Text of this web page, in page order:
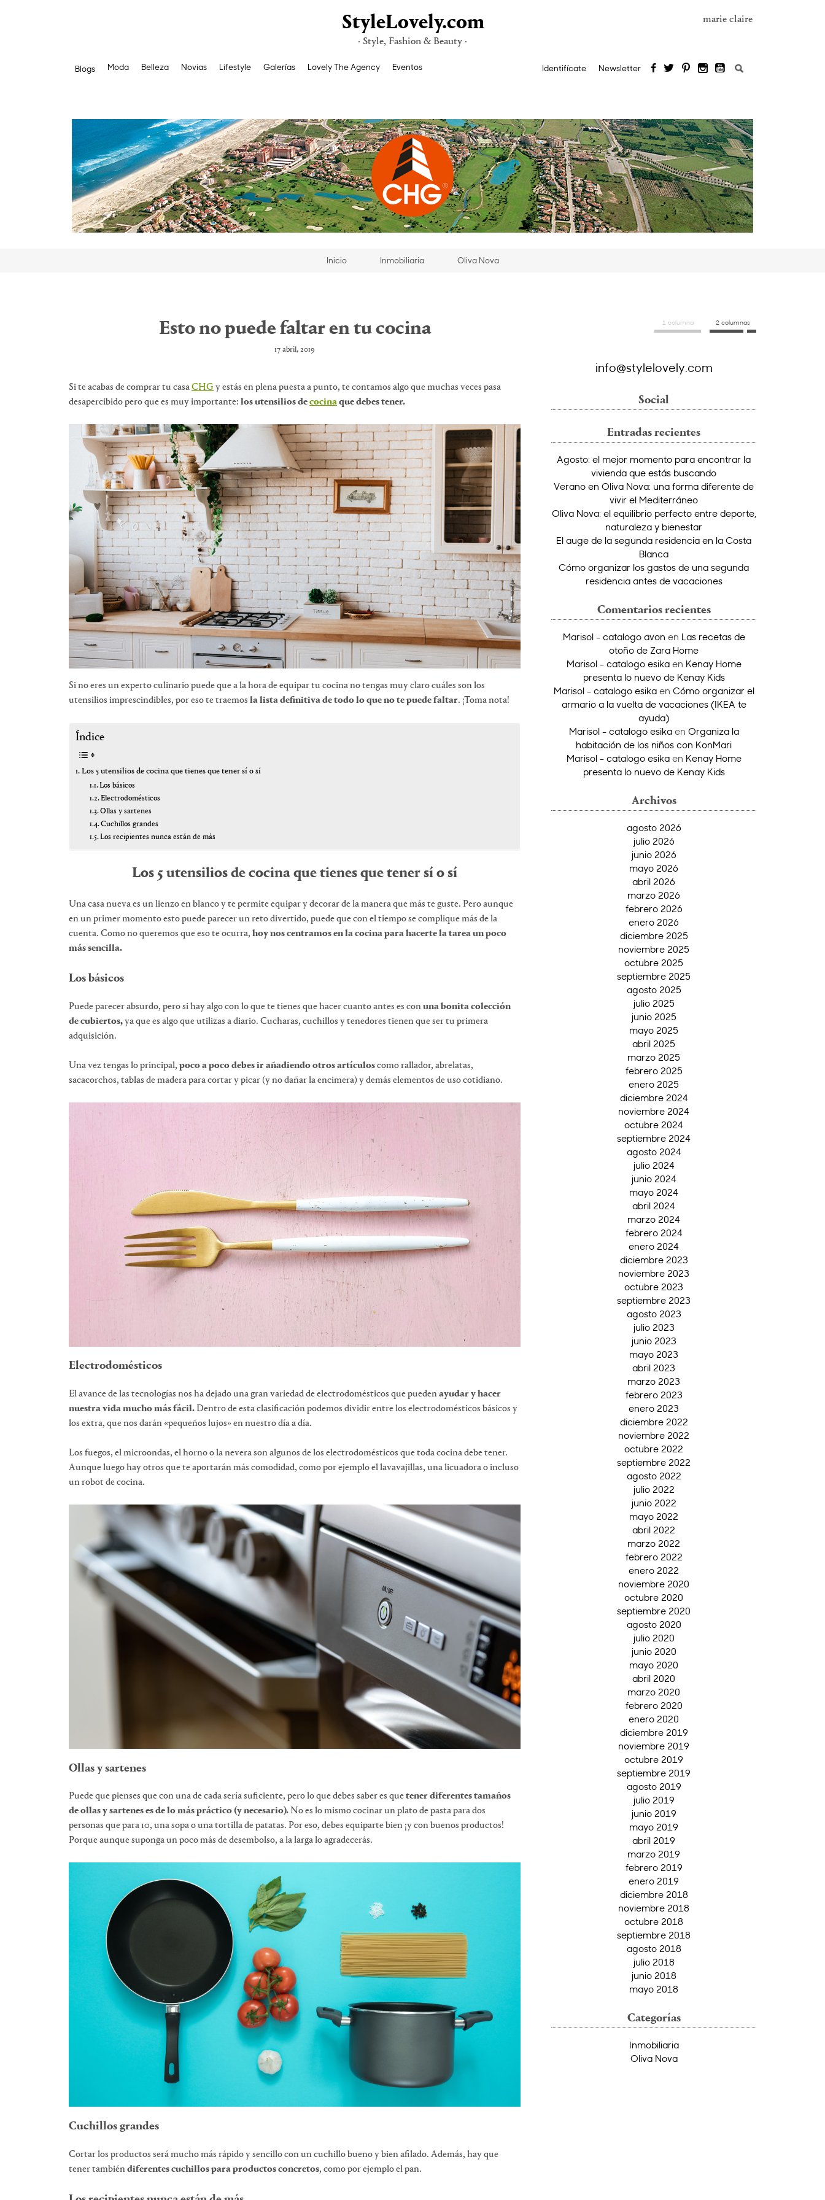
StyleLovely.com
· Style, Fashion & Beauty ·
marie claire
Blogs Moda Belleza Novias Lifestyle Galerías Lovely The Agency Eventos Identifícate Newsletter Buscar:
Inicio Inmobiliaria Oliva Nova
Esto no puede faltar en tu cocina
17 abril, 2019
Si te acabas de comprar tu casaCHG y estás en plena puesta a punto, te contamos algo que muchas veces pasa
desapercibido pero que es muy importante: los utensilios decocinaque debes tener.
Si no eres un experto culinario puede que a la hora de equipar tu cocina no tengas muy claro cuáles son los
utensilios imprescindibles, por eso te traemos la lista definitiva de todo lo que no te puede faltar. ¡Toma nota!
Índice
Los 5 utensilios de cocina que tienes que tener sí o sí
Los básicos
Electrodomésticos
Ollas y sartenes
Cuchillos grandes
Los recipientes nunca están de más
Los 5 utensilios de cocina que tienes que tener sí o sí
Una casa nueva es un lienzo en blanco y te permite equipar y decorar de la manera que más te guste. Pero aunque
en un primer momento esto puede parecer un reto divertido, puede que con el tiempo se complique más de la
cuenta. Como no queremos que eso te ocurra, hoy nos centramos en la cocina para hacerte la tarea un poco
más sencilla.
Los básicos
Puede parecer absurdo, pero si hay algo con lo que te tienes que hacer cuanto antes es conuna bonita colección
de cubiertos,ya que es algo que utilizas a diario. Cucharas, cuchillos y tenedores tienen que ser tu primera
adquisición.
Una vez tengas lo principal, poco a poco debes ir añadiendo otros artículoscomo rallador, abrelatas,
sacacorchos, tablas de madera para cortar y picar (y no dañar la encimera) y demás elementos de uso cotidiano.
Electrodomésticos
El avance de las tecnologías nos ha dejado una gran variedad de electrodomésticos que puedenayudar y hacer
nuestra vida mucho más fácil. Dentro de esta clasificación podemos dividir entre los electrodomésticos básicos y
los extra, que nos darán «pequeños lujos» en nuestro día a día.
Los fuegos, el microondas, el horno o la nevera son algunos de los electrodomésticos que toda cocina debe tener.
Aunque luego hay otros que te aportarán más comodidad, como por ejemplo el lavavajillas, una licuadora o incluso
un robot de cocina.
Ollas y sartenes
Puede que pienses que con una de cada sería suficiente, pero lo que debes saber es quetener diferentes tamaños
de ollas y sartenes es de lo más práctico (y necesario). No es lo mismo cocinar un plato de pasta para dos
personas que para 10, una sopa o una tortilla de patatas. Por eso, debes equiparte bien ¡y con buenos productos!
Porque aunque suponga un poco más de desembolso, a la larga lo agradecerás.
Cuchillos grandes
Cortar los productos será mucho más rápido y sencillo con un cuchillo bueno y bien afilado. Además, hay que
tener tambiéndiferentes cuchillos para productos concretos, como por ejemplo el pan.
1 columna 2 columnas
info@stylelovely.com
Social
Entradas recientes
Agosto: el mejor momento para encontrar la
vivienda que estás buscando
Verano en Oliva Nova: una forma diferente de
vivir el Mediterráneo
Oliva Nova: el equilibrio perfecto entre deporte,
naturaleza y bienestar
El auge de la segunda residencia en la Costa
Blanca
Cómo organizar los gastos de una segunda
residencia antes de vacaciones
Comentarios recientes
Marisol - catalogo avon en Las recetas de
otoño de Zara Home
Marisol - catalogo esikaen Kenay Home
presenta lo nuevo de Kenay Kids
Marisol - catalogo esikaen Cómo organizar el
armario a la vuelta de vacaciones (IKEA te
ayuda)
Marisol - catalogo esikaen Organiza la
habitación de los niños con KonMari
Marisol - catalogo esikaen Kenay Home
presenta lo nuevo de Kenay Kids
Archivos
agosto 2026
julio 2026
junio 2026
mayo 2026
abril 2026
marzo 2026
febrero 2026
enero 2026
diciembre 2025
noviembre 2025
octubre 2025
septiembre 2025
agosto 2025
julio 2025
junio 2025
mayo 2025
abril 2025
marzo 2025
febrero 2025
enero 2025
diciembre 2024
noviembre 2024
octubre 2024
septiembre 2024
agosto 2024
julio 2024
junio 2024
mayo 2024
abril 2024
marzo 2024
febrero 2024
enero 2024
diciembre 2023
noviembre 2023
octubre 2023
septiembre 2023
agosto 2023
julio 2023
junio 2023
mayo 2023
abril 2023
marzo 2023
febrero 2023
enero 2023
diciembre 2022
noviembre 2022
octubre 2022
septiembre 2022
agosto 2022
julio 2022
junio 2022
mayo 2022
abril 2022
marzo 2022
febrero 2022
enero 2022
noviembre 2020
octubre 2020
septiembre 2020
agosto 2020
julio 2020
junio 2020
mayo 2020
abril 2020
marzo 2020
febrero 2020
enero 2020
diciembre 2019
noviembre 2019
octubre 2019
septiembre 2019
agosto 2019
julio 2019
junio 2019
mayo 2019
abril 2019
marzo 2019
febrero 2019
enero 2019
diciembre 2018
noviembre 2018
octubre 2018
septiembre 2018
agosto 2018
julio 2018
junio 2018
mayo 2018
Categorías
Inmobiliaria
Oliva Nova